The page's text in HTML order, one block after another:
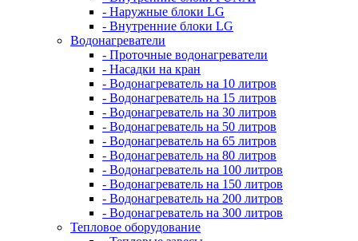
- Наружные блоки LG
- Внутренние блоки LG
Водонагреватели
- Проточные водонагреватели
- Наcадки на кран
- Водонагреватель на 10 литров
- Водонагреватель на 15 литров
- Водонагреватель на 30 литров
- Водонагреватель на 50 литров
- Водонагреватель на 65 литров
- Водонагреватель на 80 литров
- Водонагреватель на 100 литров
- Водонагреватель на 150 литров
- Водонагреватель на 200 литров
- Водонагреватель на 300 литров
Тепловое оборудование